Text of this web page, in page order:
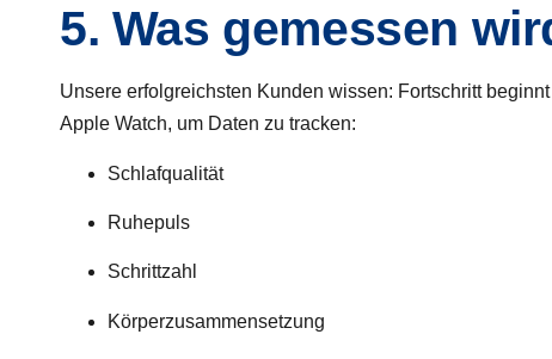
5. Was gemessen
Unsere erfolgreichsten Kunden wissen: Fortschritt
Apple Watch, um Daten zu tracken:
Schlafqualität
Ruhepuls
Schrittzahl
Körperzusammensetzung